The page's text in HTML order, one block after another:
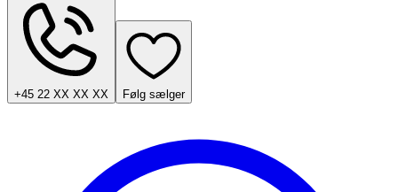
+45 22 XX XX XX Følg sælger